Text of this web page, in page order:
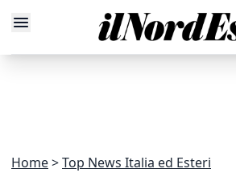
Home Top News Italia ed Esteri